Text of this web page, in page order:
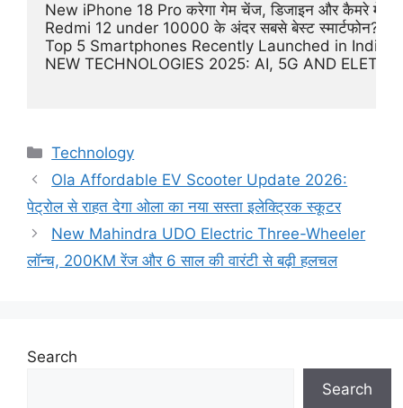
New iPhone 18 Pro करेगा गेम चेंज, डिजाइन और कैमरे में
Redmi 12 under 10000 के अंदर सबसे बेस्ट स्मार्टफोन?
Top 5 Smartphones Recently Launched in India
NEW TECHNOLOGIES 2025: AI, 5G AND
Categories
Technology
Ola Affordable EV Scooter Update 2026:
पेट्रोल से राहत देगा ओला का नया सस्ता इलेक्ट्रिक स्कूटर
New Mahindra UDO Electric Three-Wheeler
लॉन्च, 200KM रेंज और 6 साल की वारंटी से बढ़ी हलचल
Search
Search